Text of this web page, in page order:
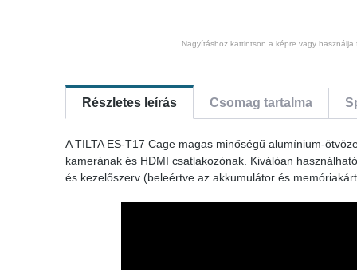
Nagyításhoz kattintson a képre vagy használja
Részletes leírás Csomag tartalma
A TILTA ES-T17 Cage magas minőségű alumínium-
kamerának és HDMI csatlakozónak. Kiválóan
és kezelőszerv (beleértve az akkumulátor és